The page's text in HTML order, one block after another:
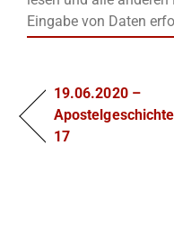
Eingabe von Daten
19.06.2020 –
Apostelgeschichte
17